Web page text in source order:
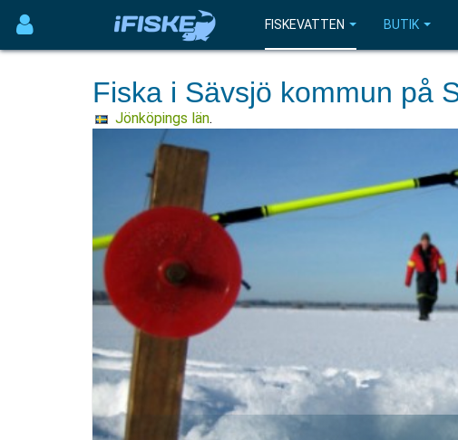
FISKEVATTEN BUTIK
Fiska i Sävsjö kommun på
Jönköpings län.